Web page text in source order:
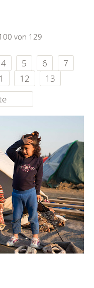
von 129
4 5 6
7
12
13